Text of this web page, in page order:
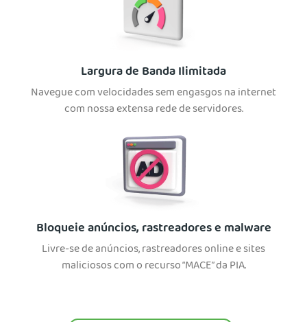
Largura de Banda Ilimitada
Navegue com velocidades sem engasgos na internet
com nossa extensa rede de servidores.
Bloqueie anúncios, rastreadores e malware
Livre-se de anúncios, rastreadores online e sites
maliciosos com o recurso “MACE” da PIA.